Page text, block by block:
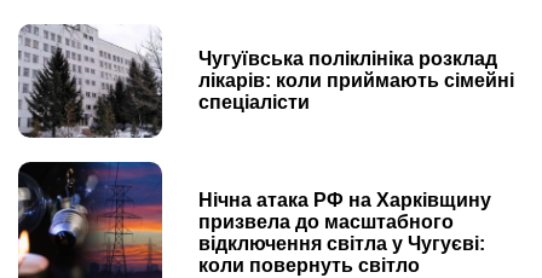
Чугуївська поліклініка розклад
лікарів: коли приймають сімейні
спеціалісти
Нічна атака РФ на Харківщину
призвела до масштабного
відключення світла у Чугуєві:
коли повернуть світло